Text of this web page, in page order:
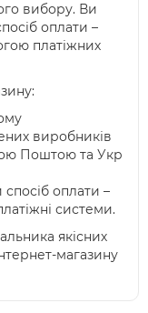
вибору. Ви
оплати –
платіжних
виробників
Поштою та Укр
оплати –
системи.
якісних
магазину